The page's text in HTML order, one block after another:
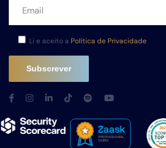
Li e aceito a Política de Privacidade